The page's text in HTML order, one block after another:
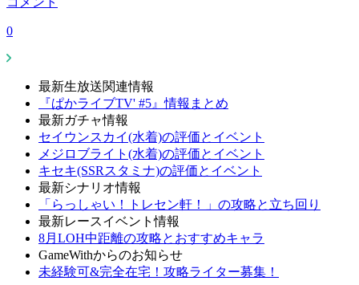
0
最新生放送関連情報
『ぱかライブTV' #5』情報まとめ
最新ガチャ情報
セイウンスカイ(水着)の評価とイベント
メジロブライト(水着)の評価とイベント
キセキ(SSRスタミナ)の評価とイベント
最新シナリオ情報
「らっしゃい！トレセン軒！」の攻略と立ち回り
最新レースイベント情報
8月LOH中距離の攻略とおすすめキャラ
GameWithからのお知らせ
未経験可&完全在宅！攻略ライター募集！